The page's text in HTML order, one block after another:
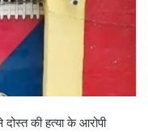
की हत्या के आरोपी